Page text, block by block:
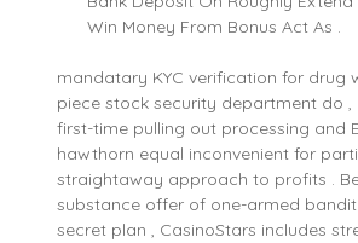
Win Money From Bonus Act As .
mandatary KYC verification for drug
piece stock security department do ,
first-time pulling out processing and
hawthorn equal inconvenient for
straightaway approach to profits .
substance offer of one-armed
secret plan , CasinoStars includes